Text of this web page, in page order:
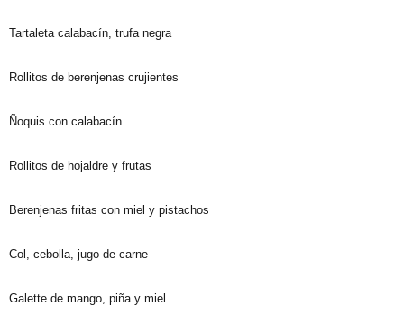
Tartaleta calabacín, trufa negra
Rollitos de berenjenas crujientes
Ñoquis con calabacín
Rollitos de hojaldre y frutas
Berenjenas fritas con miel y pistachos
Col, cebolla, jugo de carne
Galette de mango, piña y miel